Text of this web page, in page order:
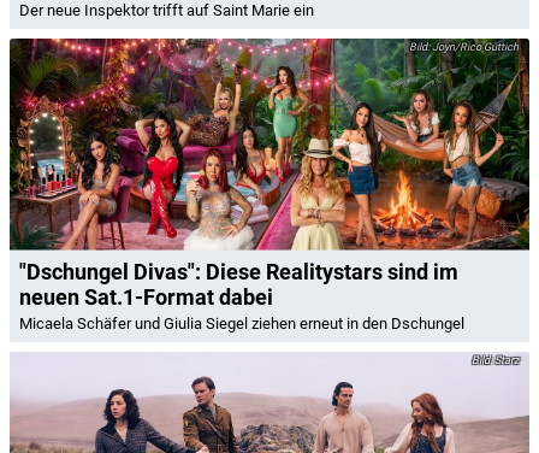
Der neue Inspektor trifft auf Saint Marie ein
Joyn/Rico Güttich
"Dschungel Divas": Diese Realitystars sind im
neuen Sat.1-Format dabei
Micaela Schäfer und Giulia Siegel ziehen erneut in den Dschungel
Starz